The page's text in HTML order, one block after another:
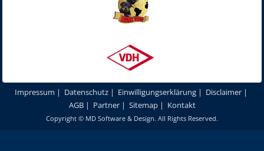
Impressum | Datenschutz | Einwilligungserklärung | Disclaimer |
AGB| Partner| Sitemap| Kontakt
Copyright © MD Software & Design. All Rights Reserved.